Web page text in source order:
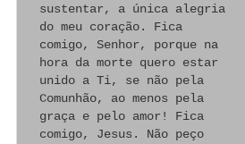
sustentar, a única alegria
do meu coração. Fica
comigo, Senhor, porque na
hora da morte quero estar
unido a Ti, se não pela
Comunhão, ao menos pela
graça e pelo amor! Fica
comigo, Jesus. Não peço